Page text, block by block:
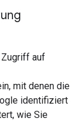
Zugriff auf
mit denen die
identifiziert
wie Sie